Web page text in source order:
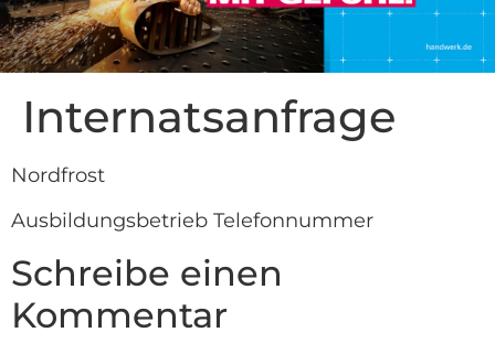
Internatsanfrage
Nordfrost
Ausbildungsbetrieb Telefonnummer
Schreibe einen
Kommentar